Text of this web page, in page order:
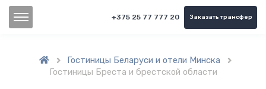
+375 25 77 777 20 Заказать трансфер
 Гостиницы Беларуси и отели Минска 
Гостиницы Бреста и брестской области